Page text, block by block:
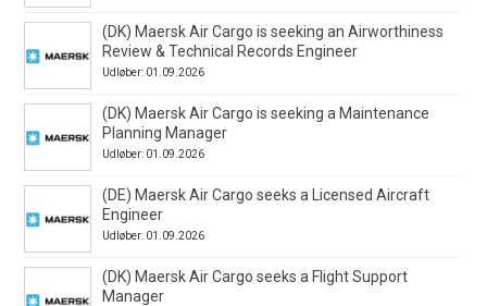
(DK) Maersk Air Cargo is seeking an Airworthiness
Review & Technical Records Engineer
Udløber: 01.09.2026
(DK) Maersk Air Cargo is seeking a Maintenance
Planning Manager
Udløber: 01.09.2026
(DE) Maersk Air Cargo seeks a Licensed Aircraft
Engineer
Udløber: 01.09.2026
(DK) Maersk Air Cargo seeks a Flight Support
Manager